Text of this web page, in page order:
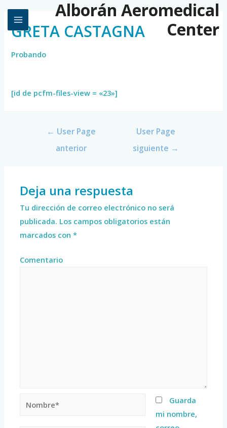
Alborán Aeromedical
Center
GRETA CASTAGNA
Probando
[id de pcfm-files-view = «23»]
← User Page
anterior
User Page
siguiente →
Deja una respuesta
Tu dirección de correo electrónico no será
publicada. Los campos obligatorios están
marcados con*
Comentario
Guarda
mi nombre,